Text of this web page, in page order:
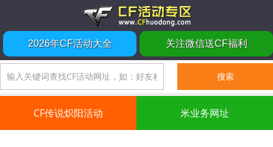
2026年CF活动大全 关注微信送CF福利
CF传说炽阳活动 米业务网址